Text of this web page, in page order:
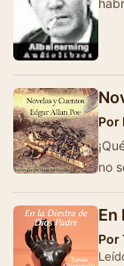
Por
no
En
Por